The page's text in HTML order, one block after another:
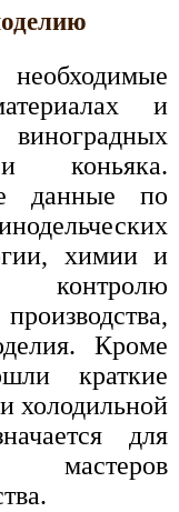
и
виноградных
коньяка.
данные по
химии и
контролю
Кроме
краткие
холодильной
для
мастеров